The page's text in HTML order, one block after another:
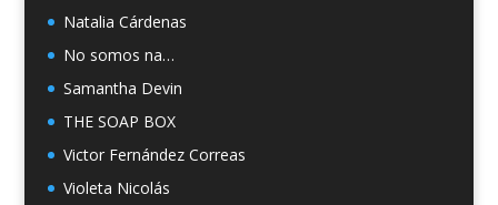
Natalia Cárdenas
No somos na…
Samantha Devin
THE SOAP BOX
Victor Fernández Correas
Violeta Nicolás